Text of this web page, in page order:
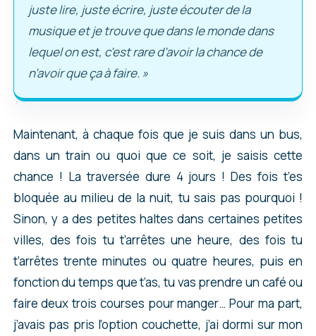
juste lire, juste écrire, juste écouter de la
musique et je trouve que dans le monde dans
lequel on est, c’est rare d’avoir la chance de
n’avoir que ça à faire. »
Maintenant, à chaque fois que je suis dans un bus,
dans un train ou quoi que ce soit, je saisis cette
chance ! La traversée dure 4 jours ! Des fois t’es
bloquée au milieu de la nuit, tu sais pas pourquoi !
Sinon, y a des petites haltes dans certaines petites
villes, des fois tu t’arrêtes une heure, des fois tu
t’arrêtes trente minutes ou quatre heures, puis en
fonction du temps que t’as, tu vas prendre un café ou
faire deux trois courses pour manger… Pour ma part,
j’avais pas pris l’option couchette, j’ai dormi sur mon